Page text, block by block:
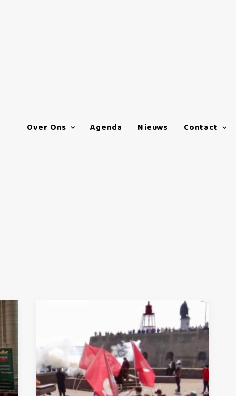
Over Ons Agenda Nieuws Contact